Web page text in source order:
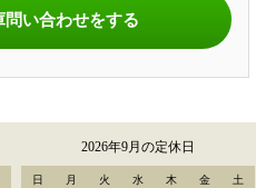
い合わせをする
2026年9月の定休日
日 月 火 水 木 金 土